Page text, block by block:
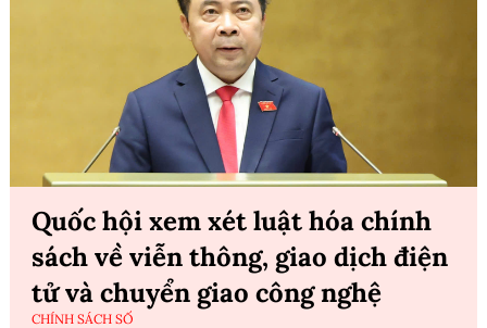
Quốc hội xem xét luật hóa chính
sách về viễn thông, giao dịch điện
tử và chuyển giao công nghệ
CHÍNH SÁCH SỐ